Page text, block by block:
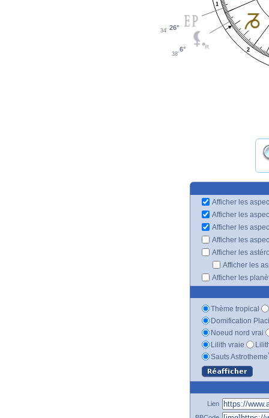
1
2
26°
34'
6°
38'
Afficher les
Afficher les
Afficher les
Afficher les
Afficher les
Afficher les
Afficher les
Thème tropical
Domification
Noeud nord vrai
Lilith vraie
Sauts Astrotheme
Lien